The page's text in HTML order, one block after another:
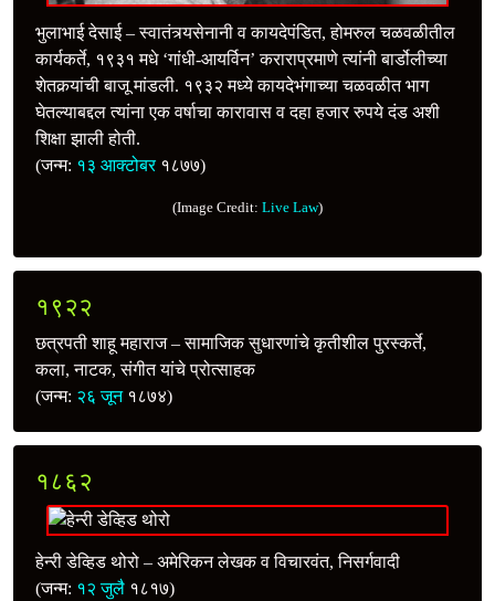
भुलाभाई देसाई – स्वातंत्र्यसेनानी व कायदेपंडित, होमरुल चळवळीतील
कार्यकर्ते, १९३१ मधे ‘गांधी-आयर्विन’ कराराप्रमाणे त्यांनी बार्डोलीच्या
शेतकर्‍यांची बाजू मांडली. १९३२ मध्ये कायदेभंगाच्या चळवळीत भाग
घेतल्याबद्दल त्यांना एक वर्षाचा कारावास व दहा हजार रुपये दंड अशी
शिक्षा झाली होती.
(जन्म: १३ आक्टोबर१८७७)
(Image Credit: Live Law)
१९२२
छत्रपती शाहू महाराज – सामाजिक सुधारणांचे कृतीशील पुरस्कर्ते,
कला, नाटक, संगीत यांचे प्रोत्साहक
(जन्म: २६ जून१८७४)
१८६२
हेन्‍री डेव्हिड थोरो – अमेरिकन लेखक व विचारवंत, निसर्गवादी
(जन्म: १२ जुलै १८१७)